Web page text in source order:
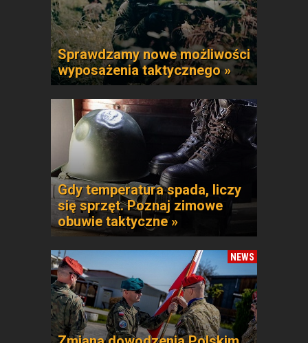
Sprawdzamy nowe możliwości
wyposażenia taktycznego »
Gdy temperatura spada, liczy
się sprzęt. Poznaj zimowe
obuwie taktyczne »
NEWS